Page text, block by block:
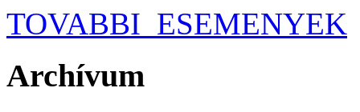
TOVABBI_ESEMENYEK
Archívum